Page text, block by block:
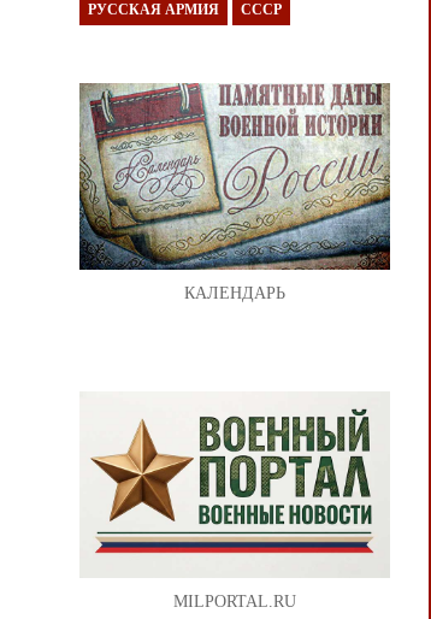
РУССКАЯ АРМИЯ СССР
КАЛЕНДАРЬ
MILPORTAL.RU